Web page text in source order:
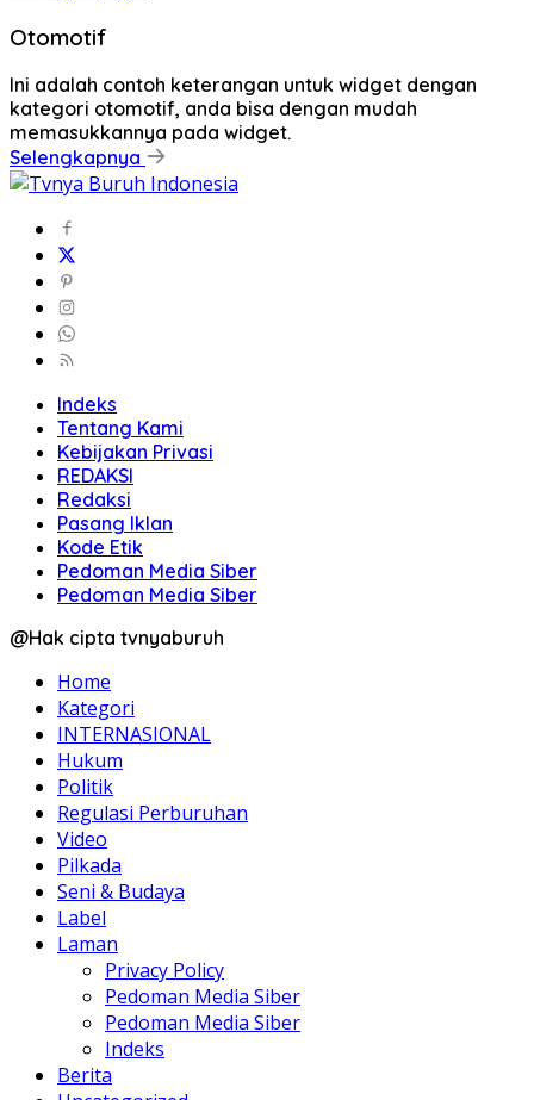
Otomotif
Ini adalah contoh keterangan untuk widget dengan
kategori otomotif, anda bisa dengan mudah
memasukkannya pada widget.
Selengkapnya
Indeks
Tentang Kami
Kebijakan Privasi
REDAKSI
Redaksi
Pasang Iklan
Kode Etik
Pedoman Media Siber
Pedoman Media Siber
@Hak cipta tvnyaburuh
Home
Kategori
INTERNASIONAL
Hukum
Politik
Regulasi Perburuhan
Video
Pilkada
Seni & Budaya
Label
Laman
Privacy Policy
Pedoman Media Siber
Pedoman Media Siber
Indeks
Berita